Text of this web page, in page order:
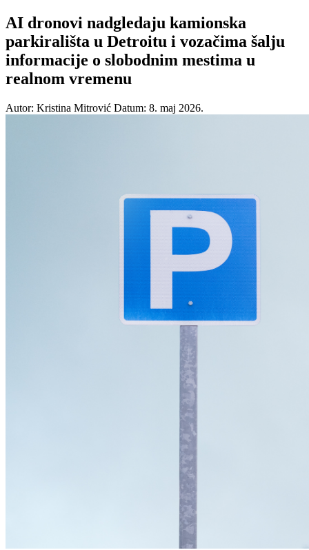
AI dronovi nadgledaju kamionska
parkirališta u Detroitu i vozačima šalju
informacije o slobodnim mestima u
realnom vremenu
Autor: Kristina Mitrović Datum: 8. maj 2026.